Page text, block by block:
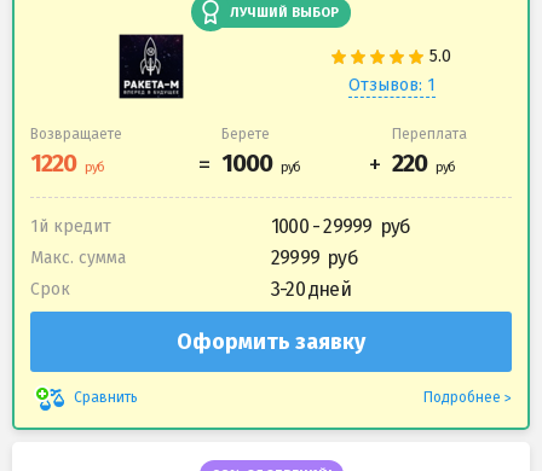
ЛУЧШИЙ ВЫБОР
Отзывов: 1
Возвращаете Берете Переплата
1й кредит 1000 - 29999
Макс. сумма 29999
Срок 3-20 дней
Оформить заявку
Сравнить Подробнее